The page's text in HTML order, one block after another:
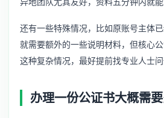
还有一些特殊情况，比如原账号主体
就需要额外的一些说明材料，但核心
这种复杂情况，最好提前找专业人士问
办理一份公证书大概需要